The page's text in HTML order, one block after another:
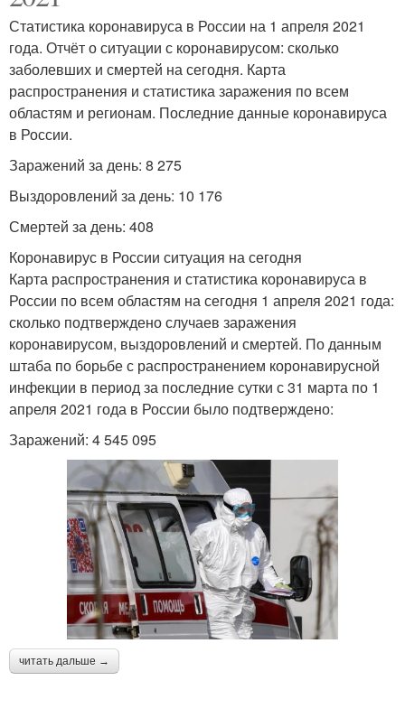
Статистика коронавируса в России на 1 апреля 2021
года. Отчёт о ситуации с коронавирусом: сколько
заболевших и смертей на сегодня. Карта
распространения и статистика заражения по всем
областям и регионам. Последние данные коронавируса
в России.
Заражений за день: 8 275
Выздоровлений за день: 10 176
Смертей за день: 408
Коронавирус в России ситуация на сегодня
Карта распространения и статистика коронавируса в
России по всем областям на сегодня 1 апреля 2021 года:
сколько подтверждено случаев заражения
коронавирусом, выздоровлений и смертей. По данным
штаба по борьбе с распространением коронавирусной
инфекции в период за последние сутки с 31 марта по 1
апреля 2021 года в России было подтверждено:
Заражений: 4 545 095
читать дальше →